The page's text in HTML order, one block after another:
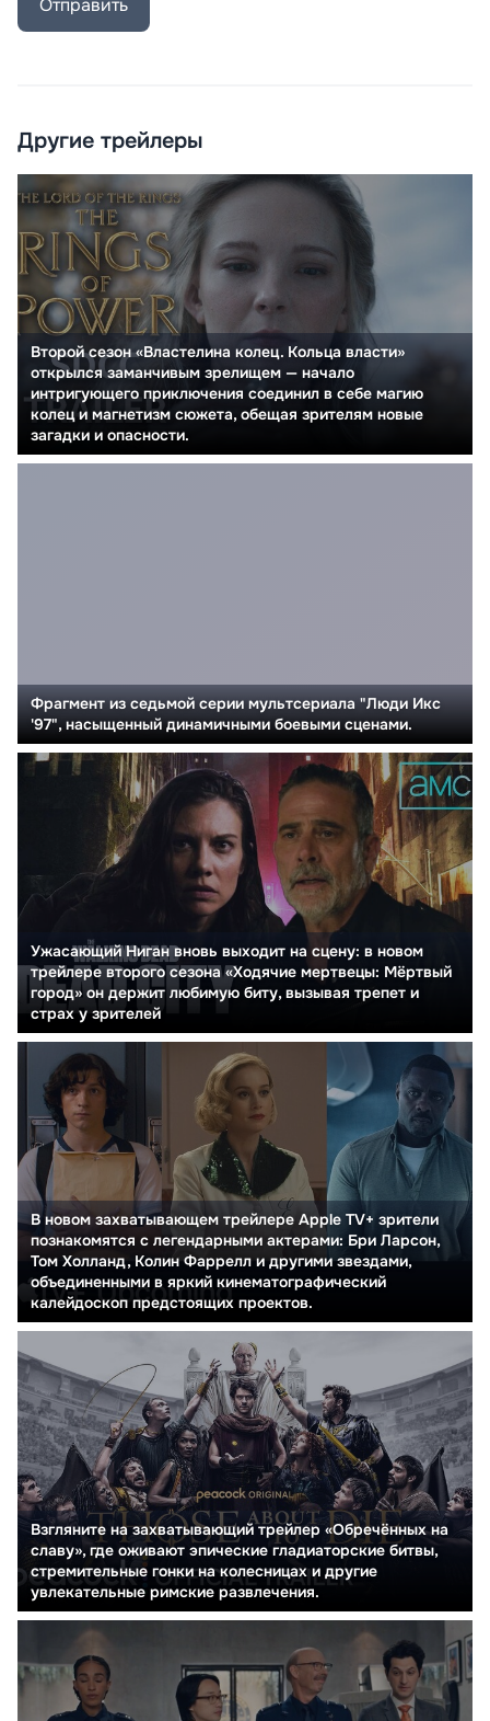
Другие трейлеры
Второй сезон «Властелина колец. Кольца власти»
открылся заманчивым зрелищем — начало
интригующего приключения соединил в себе магию
колец и магнетизм сюжета, обещая зрителям новые
загадки и опасности.
Фрагмент из седьмой серии мультсериала "Люди Икс
'97", насыщенный динамичными боевыми сценами.
Ужасающий Ниган вновь выходит на сцену: в новом
трейлере второго сезона «Ходячие мертвецы: Мёртвый
город» он держит любимую биту, вызывая трепет и
страх у зрителей
В новом захватывающем трейлере Apple TV+ зрители
познакомятся с легендарными актерами: Бри Ларсон,
Том Холланд, Колин Фаррелл и другими звездами,
объединенными в яркий кинематографический
калейдоскоп предстоящих проектов.
Взгляните на захватывающий трейлер «Обречённых на
славу», где оживают эпические гладиаторские битвы,
стремительные гонки на колесницах и другие
увлекательные римские развлечения.